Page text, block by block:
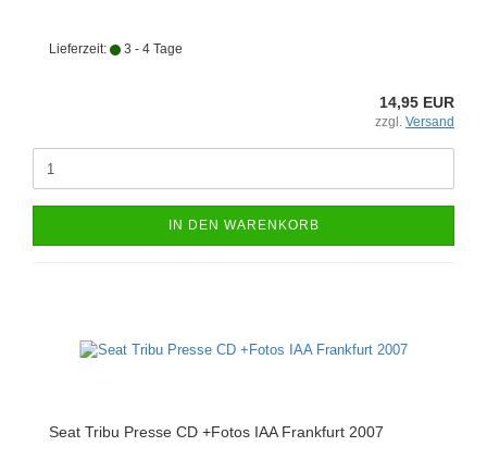
Lieferzeit: 3 - 4 Tage
14,95 EUR
zzgl. Versand
IN DEN WARENKORB
Seat Tribu Presse CD +Fotos IAA Frankfurt 2007